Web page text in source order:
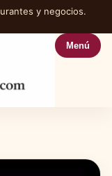
y negocios.
Menú